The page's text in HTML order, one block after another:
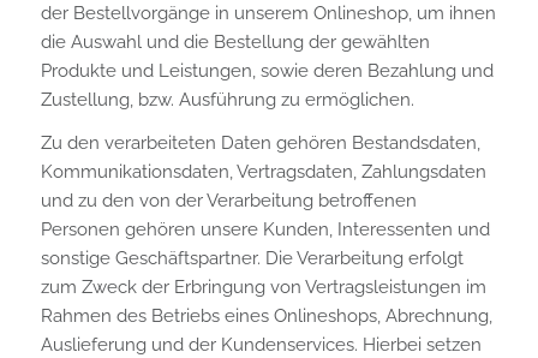
der Bestellvorgänge in unserem Onlineshop, um ihnen
die Auswahl und die Bestellung der gewählten
Produkte und Leistungen, sowie deren Bezahlung und
Zustellung, bzw. Ausführung zu ermöglichen.
Zu den verarbeiteten Daten gehören Bestandsdaten,
Kommunikationsdaten, Vertragsdaten, Zahlungsdaten
und zu den von der Verarbeitung betroffenen
Personen gehören unsere Kunden, Interessenten und
sonstige Geschäftspartner. Die Verarbeitung erfolgt
zum Zweck der Erbringung von Vertragsleistungen im
Rahmen des Betriebs eines Onlineshops, Abrechnung,
Auslieferung und der Kundenservices. Hierbei setzen